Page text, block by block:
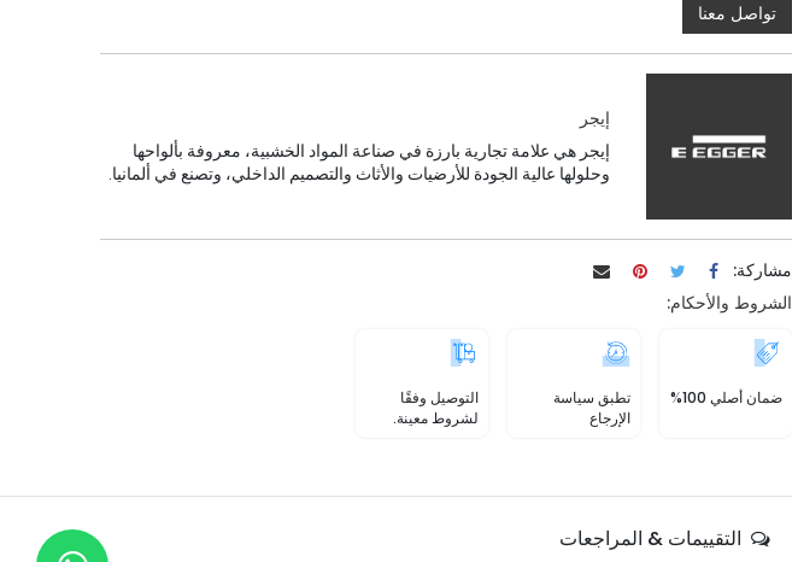
تواصل معنا
إيجر
إيجر هي علامة تجارية بارزة في صناعة المواد الخشبية، معروفة بألواحها
وحلولها عالية الجودة للأرضيات والأثاث والتصميم الداخلي، وتصنع في ألمانيا.
مشاركة:
الشروط والأحكام:
ضمان أصلي 100%
تطبق سياسة
الإرجاع
التوصيل وفقًا
لشروط معينة.
التقييمات & المراجعات